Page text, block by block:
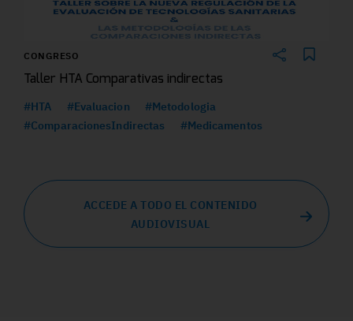
CONGRESO
Taller HTA Comparativas indirectas
#HTA #Evaluacion
#Metodologia
#ComparacionesIndirectas
#Medicamentos
ACCEDE A TODO EL CONTENIDO
AUDIOVISUAL